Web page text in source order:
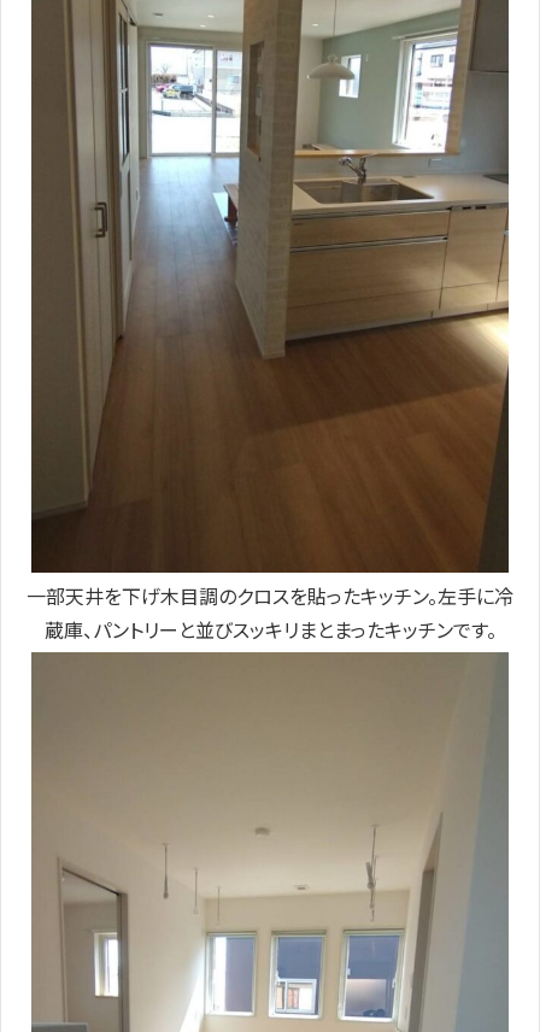
一部天井を下げ木目調のクロスを貼ったキッチン。左手に冷
蔵庫、パントリーと並びスッキリまとまったキッチンです。